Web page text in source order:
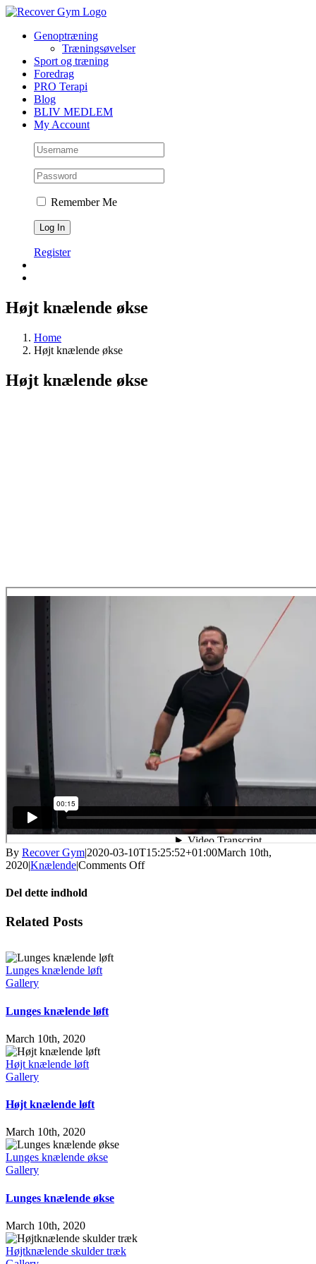
Skip
contentGenoptræning
Træningsøvelser
Sport og træning
Foredrag
PRO Terapi
Blog
BLIV MEDLEM
My Account
Remember Me
Register
Højt knælende økse
Home
Højt knælende økse
Højt knælende økse
By Recover Gym|2020-03-10T15:25:52+01:00March 10th,
2020|Knælende|Comments Offon
Del dette indhold
Facebook
X
LinkedIn
WhatsApp
Tumblr
Pinterest
Email
Related Posts
Lunges knælende løft
Gallery
Lunges knælende løft
March 10th, 2020
Højt knælende løft
Gallery
Højt knælende løft
March 10th, 2020
Lunges knælende økse
Gallery
Lunges knælende økse
March 10th, 2020
Højtknælende skulder træk